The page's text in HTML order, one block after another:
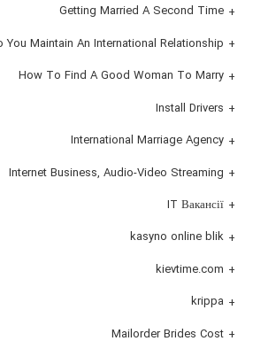
Getting Married A Second Time
You Maintain An International Relationship?
How To Find A Good Woman To Marry
Install Drivers
International Marriage Agency
Internet Business, Audio-Video Streaming
IT Вакансії
kasyno online blik
kievtime.com
krippa
Mailorder Brides Cost